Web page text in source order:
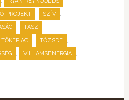
PROJEKT , SZÍV ,
, TASZ ,
TŐKEPIAC , TŐZSDE ,
, VILLAMSENERGIA ,